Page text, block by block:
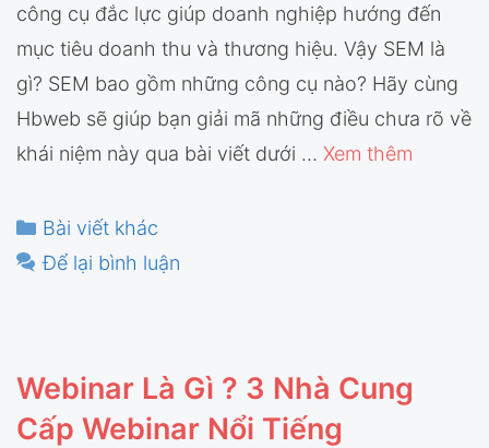
công cụ đắc lực giúp doanh nghiệp hướng đến
mục tiêu doanh thu và thương hiệu. Vậy SEM là
gì? SEM bao gồm những công cụ nào? Hãy cùng
Hbweb sẽ giúp bạn giải mã những điều chưa rõ về
khái niệm này qua bài viết dưới … Xem thêm
Danh
mục
Bài viết khác
Để lại bình luận
Webinar Là Gì ? 3 Nhà Cung
Cấp Webinar Nổi Tiếng